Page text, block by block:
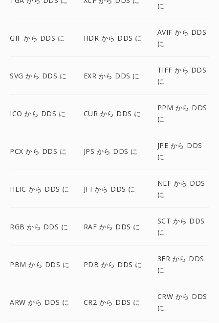
に
GIF から DDS に HDR から DDS に
AVIF から DDS
に
SVG から DDS に EXR から DDS に
TIFF から DDS
に
ICO から DDS に CUR から DDS に
PPM から DDS
に
PCX から DDS に JPS から DDS に
JPE から DDS
に
HEIC から DDS に JFI から DDS に
NEF から DDS
に
RGB から DDS に RAF から DDS に
SCT から DDS
に
PBM から DDS に PDB から DDS に
3FR から DDS
に
ARW から DDS に CR2 から DDS に
CRW から DDS
に